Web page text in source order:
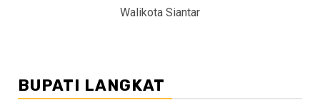
Walikota Siantar
BUPATI LANGKAT